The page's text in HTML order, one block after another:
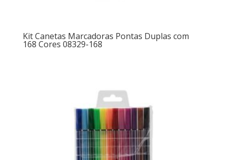
Kit Canetas Marcadoras Pontas Duplas com
168 Cores 08329-168